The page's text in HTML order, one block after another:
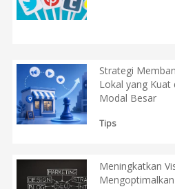
Strategi
Lokal yang Kuat
Modal Besar
Tips
Meningkatkan